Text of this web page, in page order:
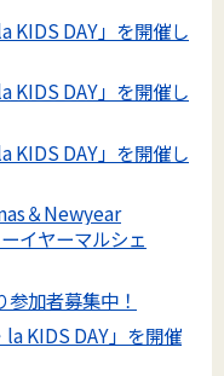
KIDS DAY」を開催し
KIDS DAY」を開催し
KIDS DAY」を開催し
＆Newyear
イヤーマルシェ
加者募集中！
KIDS DAY」を開催